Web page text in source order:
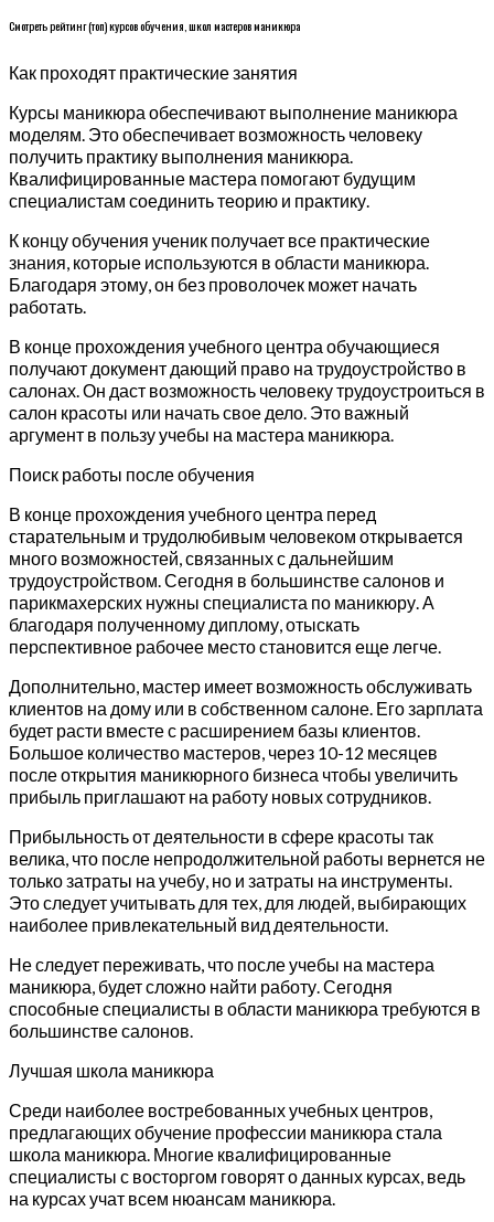
Смотреть рейтинг (топ) курсов обучения, школ мастеров маникюра
Как проходят практические занятия
Курсы маникюра обеспечивают выполнение маникюра
моделям. Это обеспечивает возможность человеку
получить практику выполнения маникюра.
Квалифицированные мастера помогают будущим
специалистам соединить теорию и практику.
К концу обучения ученик получает все практические
знания, которые используются в области маникюра.
Благодаря этому, он без проволочек может начать
работать.
В конце прохождения учебного центра обучающиеся
получают документ дающий право на трудоустройство в
салонах. Он даст возможность человеку трудоустроиться в
салон красоты или начать свое дело. Это важный
аргумент в пользу учебы на мастера маникюра.
Поиск работы после обучения
В конце прохождения учебного центра перед
старательным и трудолюбивым человеком открывается
много возможностей, связанных с дальнейшим
трудоустройством. Сегодня в большинстве салонов и
парикмахерских нужны специалиста по маникюру. А
благодаря полученному диплому, отыскать
перспективное рабочее место становится еще легче.
Дополнительно, мастер имеет возможность обслуживать
клиентов на дому или в собственном салоне. Его зарплата
будет расти вместе с расширением базы клиентов.
Большое количество мастеров, через 10-12 месяцев
после открытия маникюрного бизнеса чтобы увеличить
прибыль приглашают на работу новых сотрудников.
Прибыльность от деятельности в сфере красоты так
велика, что после непродолжительной работы вернется не
только затраты на учебу, но и затраты на инструменты.
Это следует учитывать для тех, для людей, выбирающих
наиболее привлекательный вид деятельности.
Не следует переживать, что после учебы на мастера
маникюра, будет сложно найти работу. Сегодня
способные специалисты в области маникюра требуются в
большинстве салонов.
Лучшая школа маникюра
Среди наиболее востребованных учебных центров,
предлагающих обучение профессии маникюра стала
школа маникюра. Многие квалифицированные
специалисты с восторгом говорят о данных курсах, ведь
на курсах учат всем нюансам маникюра.